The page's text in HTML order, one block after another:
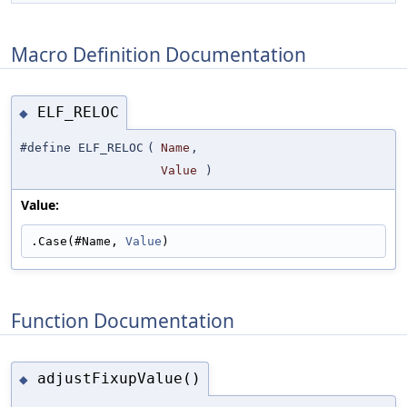
Macro Definition Documentation
◆ ELF_RELOC
#define ELF_RELOC ( Name ,
Value
)
Value:
.Case(#Name, Value )
Function Documentation
◆ adjustFixupValue()